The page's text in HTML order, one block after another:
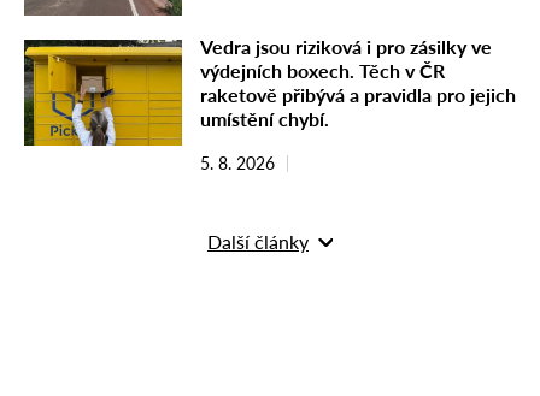
Vedra jsou riziková i pro zásilky ve
výdejních boxech. Těch v ČR
raketově přibývá a pravidla pro jejich
umístění chybí.
5. 8. 2026
Další články